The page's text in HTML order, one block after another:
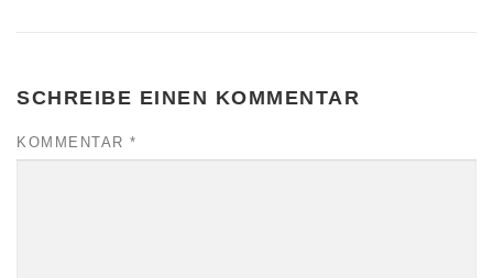
SCHREIBE EINEN KOMMENTAR
KOMMENTAR *